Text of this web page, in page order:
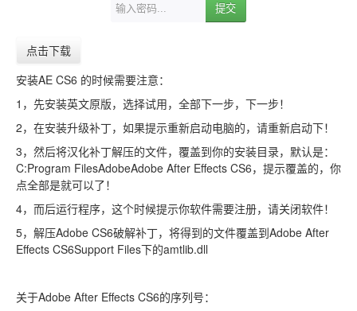
提交
点击下载
安装AE CS6 的时候需要注意：
1，先安装英文原版，选择试用，全部下一步，下一步！
2，在安装升级补丁，如果提示重新启动电脑的，请重新启动下！
3，然后将汉化补丁解压的文件，覆盖到你的安装目录，默认是：
C:Program FilesAdobeAdobe After Effects CS6，提示覆盖的，你
点全部是就可以了！
4，而后运行程序，这个时候提示你软件需要注册，请关闭软件！
5，解压Adobe CS6破解补丁，将得到的文件覆盖到Adobe After
Effects CS6Support Files下的amtlib.dll
关于Adobe After Effects CS6的序列号：